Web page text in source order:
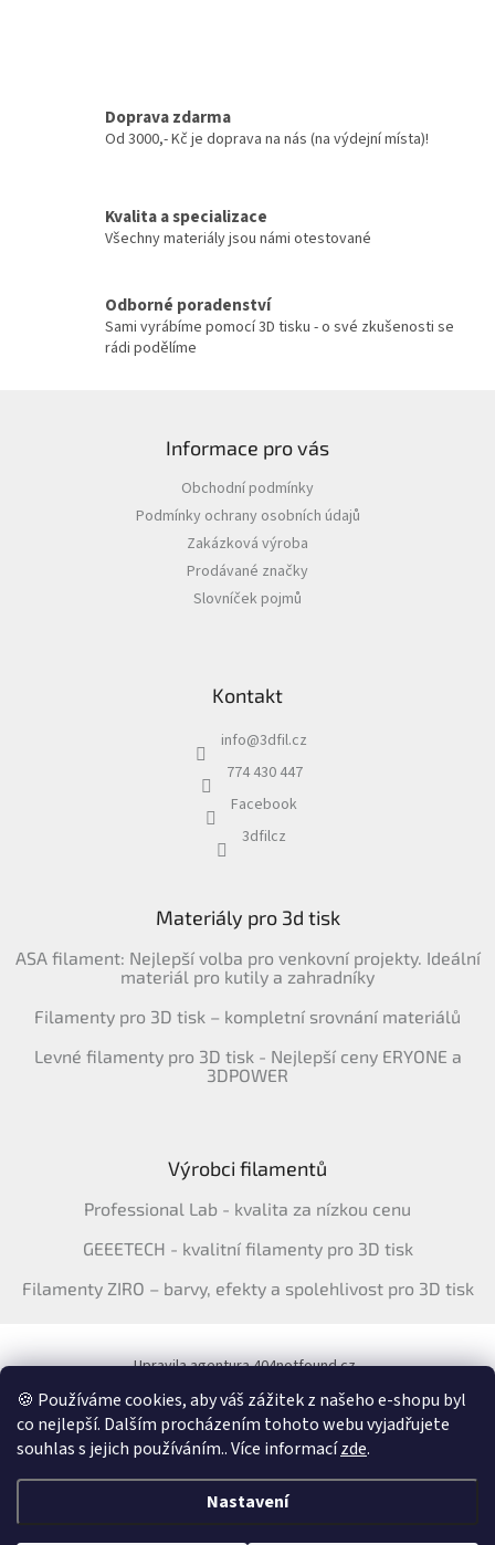
🍪 Používáme cookies, aby váš zážitek z našeho e-shopu byl
co nejlepší. Dalším procházením tohoto webu vyjadřujete
souhlas s jejich používáním.. Více informacízde.
Nastavení
í
k
y
p
i
Doprava zdarma
Od 3000,- Kč je doprava na nás (na výdejní místa)!
Kvalita a specializace
Všechny materiály jsou námi otestované
Odborné poradenství
Sami vyrábíme pomocí 3D tisku - o své zkušenosti se
rádi podělíme
Informace pro vás
Obchodní podmínky
Podmínky ochrany osobních údajů
Zakázková výroba
Prodávané značky
Slovníček pojmů
Kontakt
info@3dfil.cz
774 430 447
Facebook
3dfilcz
Materiály pro 3d tisk
ASA filament: Nejlepší volba pro venkovní projekty. Ideální
materiál pro kutily a zahradníky
Filamenty pro 3D tisk – kompletní srovnání materiálů
Levné filamenty pro 3D tisk - Nejlepší ceny ERYONE a
3DPOWER
Výrobci filamentů
Professional Lab - kvalita za nízkou cenu
GEEETECH - kvalitní filamenty pro 3D tisk
Filamenty ZIRO – barvy, efekty a spolehlivost pro 3D tisk
Upravila agentura 404notfound.cz
Katalog filamentů ERYONE pro ČR
Vytvořil Shoptet &